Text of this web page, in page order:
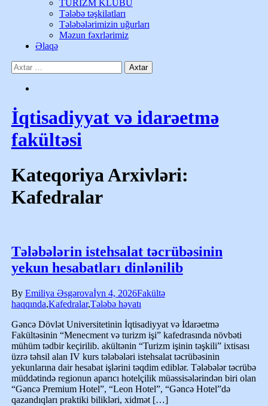
TURİZM KLUBU
Tələbə təşkilatları
Tələbələrimizin uğurları
Məzun fəxrlərimiz
Əlaqə
İqtisadiyyat və idarəetmə
fakültəsi
Kateqoriya Arxivləri:
Kafedralar
Tələbələrin istehsalat təcrübəsinin
yekun hesabatları dinlənilib
By Emiliya Əsgərovaİyn 4, 2026Fakültə
haqqında,Kafedralar,Tələbə həyatı
Gəncə Dövlət Universitetinin İqtisadiyyat və İdarəetmə
Fakültəsinin “Menecment və turizm işi” kafedrasında növbəti
mühüm tədbir keçirilib. akültənin “Turizm işinin təşkili” ixtisası
üzrə təhsil alan IV kurs tələbələri istehsalat təcrübəsinin
yekunlarına dair hesabat işlərini təqdim ediblər. Tələbələr təcrübə
müddətində regionun aparıcı hotelçilik müəssisələrindən biri olan
“Gəncə Premium Hotel”, “Leon Hotel”, “Gəncə Hotel”də
qazandıqları praktiki bilikləri, xidmət […]